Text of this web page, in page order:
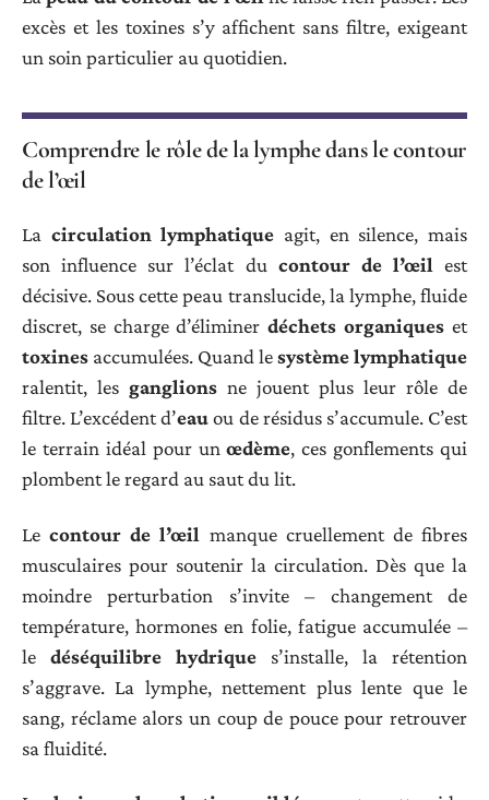
excès et les toxines s’y affichent sans filtre, exigeant
un soin particulier au quotidien.
Comprendre le rôle de la lymphe dans le contour
de l’œil
La circulation lymphatique agit, en silence, mais
son influence sur l’éclat du contour de l’œilest
décisive. Sous cette peau translucide, la lymphe, fluide
discret, se charge d’éliminerdéchets organiques et
toxines accumulées. Quand lesystème lymphatique
ralentit, les ganglions ne jouent plus leur rôle de
filtre. L’excédent d’eauou de résidus s’accumule. C’est
le terrain idéal pour unœdème, ces gonflements qui
plombent le regard au saut du lit.
Lecontour de l’œil manque cruellement de fibres
musculaires pour soutenir la circulation. Dès que la
moindre perturbation s’invite – changement de
température, hormones en folie, fatigue accumulée –
le déséquilibre hydrique s’installe, la rétention
s’aggrave. La lymphe, nettement plus lente que le
sang, réclame alors un coup de pouce pour retrouver
sa fluidité.